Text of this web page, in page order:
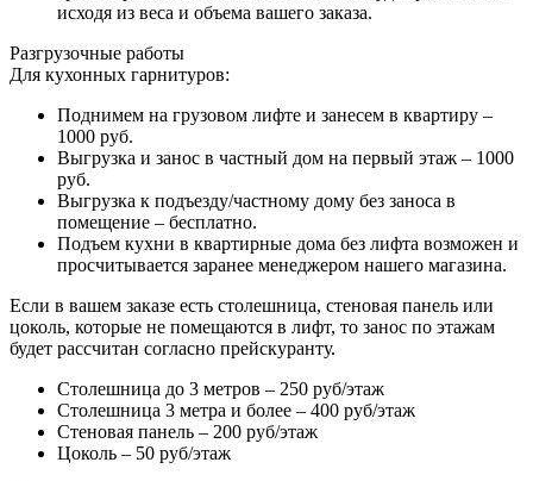
исходя из веса и объема вашего заказа.
Разгрузочные работы
Для кухонных гарнитуров:
Поднимем на грузовом лифте и занесем в квартиру –
1000 руб.
Выгрузка и занос в частный дом на первый этаж – 1000
руб.
Выгрузка к подъезду/частному дому без заноса в
помещение – бесплатно.
Подъем кухни в квартирные дома без лифта возможен и
просчитывается заранее менеджером нашего магазина.
Если в вашем заказе есть столешница, стеновая панель или
цоколь, которые не помещаются в лифт, то занос по этажам
будет рассчитан согласно прейскуранту.
Столешница до 3 метров – 250 руб/этаж
Столешница 3 метра и более – 400 руб/этаж
Стеновая панель – 200 руб/этаж
Цоколь – 50 руб/этаж